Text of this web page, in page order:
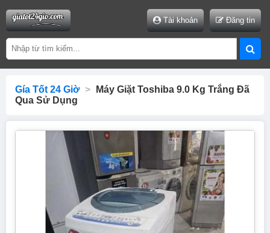
Tài khoản Đăng tin
Gía Tốt 24 Giờ >
Máy Giặt Toshiba 9.0 Kg Trắng Đã
Qua Sử Dụng